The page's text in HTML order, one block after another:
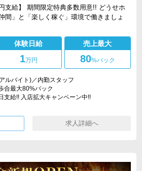
支給】 期間限定特典多数用意!! どうせホ
間」と「楽しく稼ぐ」環境で働きましょ
体験日給
1万円
売上最大
80%バック
ルバイト)／内勤スタッフ
合最大80%バック
支給!! 入店拡大キャンペーン中!!
求人詳細へ